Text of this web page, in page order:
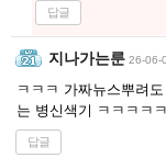
답글
지나가는룬 26-06-
ㅋㅋㅋ 가짜뉴스뿌려
는 병신색기 ㅋㅋㅋㅋㅋ
답글